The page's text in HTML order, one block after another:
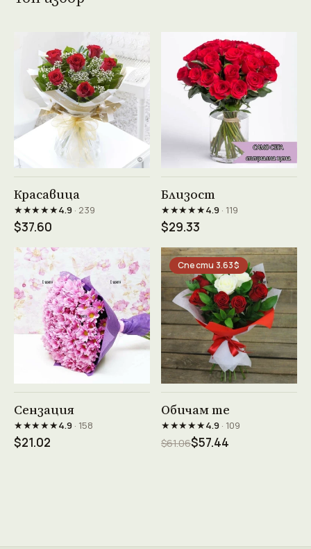
Красавица
★★★★★4.9· 239
$37.60
Близост
★★★★★4.9· 119
$29.33
Сензация
★★★★★4.9· 158
$21.02
Спести 3.63$
Обичам те
★★★★★4.9· 109
$61.06$57.44